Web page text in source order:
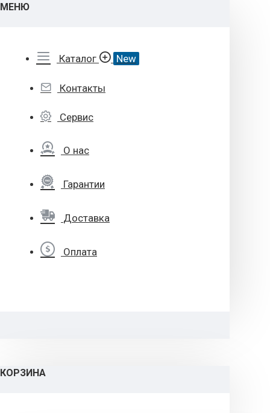
МЕНЮ
Каталог New
Контакты
Сервис
О нас
Гарантии
Доставка
Оплата
КОРЗИНА